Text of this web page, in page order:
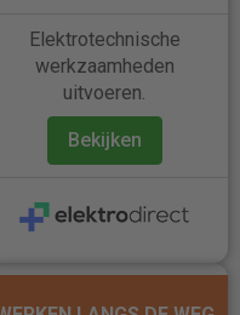
Elektrotechnische
werkzaamheden
uitvoeren.
Bekijken